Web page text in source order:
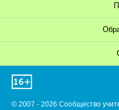
© 2007 - 2026 Сообщество